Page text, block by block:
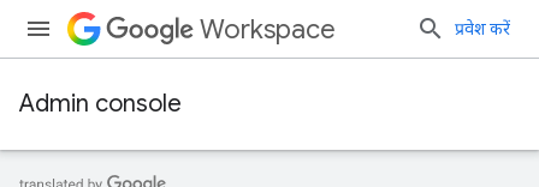
Workspace प्रवेश करें
Admin console